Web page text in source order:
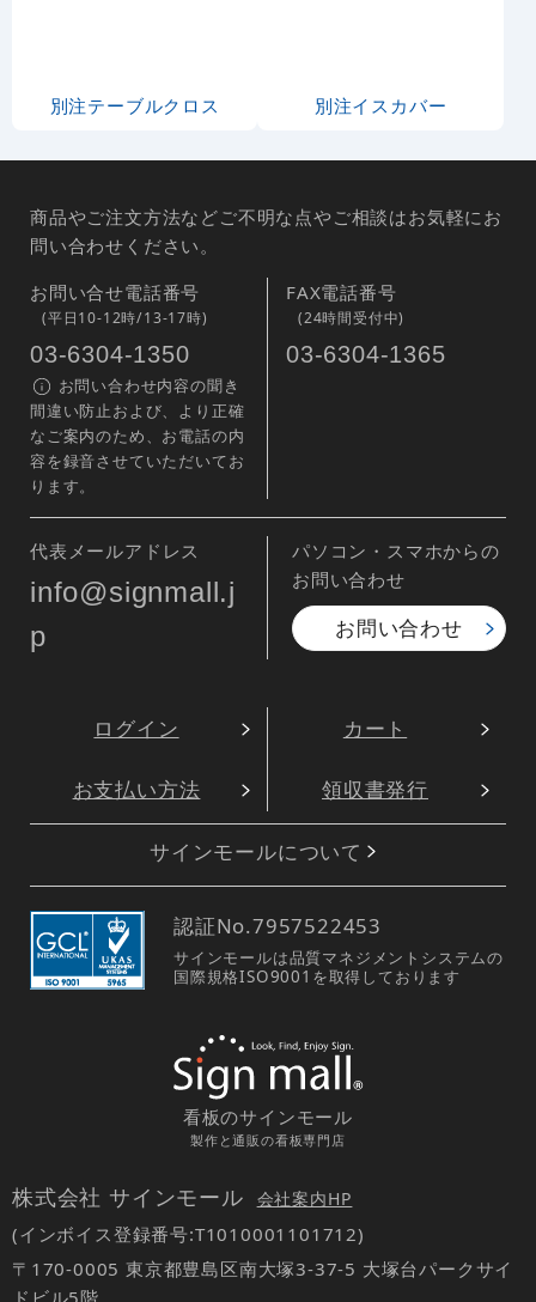
別注テーブルクロス 別注イスカバー
商品やご注文方法などご不明な点やご相談はお気軽にお
問い合わせください。
お問い合せ電話番号
(平日10-12時/13-17時)
03-6304-1350
お問い合わせ内容の聞き
間違い防止および、より正確
なご案内のため、お電話の内
容を録音させていただいてお
ります。
FAX電話番号
(24時間受付中)
03-6304-1365
代表メールアドレス
info@signmall.j
p
パソコン・スマホからの
お問い合わせ
お問い合わせ
ログイン カート
お支払い方法 領収書発行
サインモールについて
認証No.7957522453
サインモールは品質マネジメントシステムの
国際規格ISO9001を取得しております
看板のサインモール
製作と通販の看板専門店
株式会社 サインモール 会社案内HP
(インボイス登録番号:T1010001101712)
〒170-0005 東京都豊島区南大塚3-37-5 大塚台パークサイ
ドビル5階